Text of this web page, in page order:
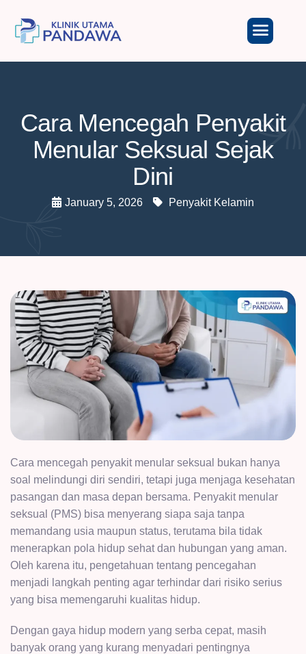
Cara Mencegah Penyakit
Menular Seksual Sejak
Dini
January 5, 2026 Penyakit Kelamin
Cara mencegah penyakit menular seksual bukan hanya
soal melindungi diri sendiri, tetapi juga menjaga kesehatan
pasangan dan masa depan bersama. Penyakit menular
seksual (PMS) bisa menyerang siapa saja tanpa
memandang usia maupun status, terutama bila tidak
menerapkan pola hidup sehat dan hubungan yang aman.
Oleh karena itu, pengetahuan tentang pencegahan
menjadi langkah penting agar terhindar dari risiko serius
yang bisa memengaruhi kualitas hidup.
Dengan gaya hidup modern yang serba cepat, masih
banyak orang yang kurang menyadari pentingnya